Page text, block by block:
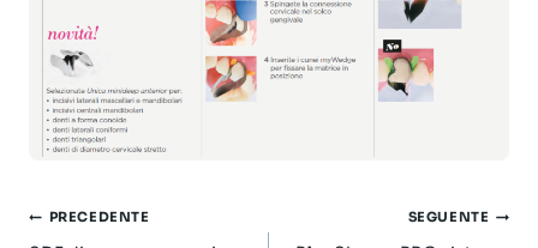
Navigazione
PRECEDENTE SEGUENTE